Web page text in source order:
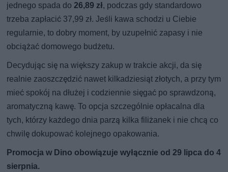
jednego spada do26,89 zł, podczas gdy standardowo
trzeba zapłacić 37,99 zł. Jeśli kawa schodzi u Ciebie
regularnie, to dobry moment, by uzupełnić zapasy i nie
obciążać domowego budżetu.
Decydując się na większy zakup w trakcie akcji, da się
realnie zaoszczędzić nawet kilkadziesiąt złotych, a przy tym
mieć spokój na dłużej i codziennie sięgać po sprawdzoną,
aromatyczną kawę. To opcja szczególnie opłacalna dla
tych, którzy każdego dnia parzą kilka filiżanek i nie chcą co
chwilę dokupować kolejnego opakowania.
Promocja w Dino obowiązuje wyłącznie od 29 lipca do 4
sierpnia.